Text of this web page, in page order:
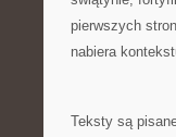
pierwszych
nabiera
Teksty są